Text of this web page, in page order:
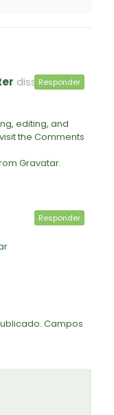
disse:
editing, and
the Comments
Gravatar.
Responder
Responder
Campos